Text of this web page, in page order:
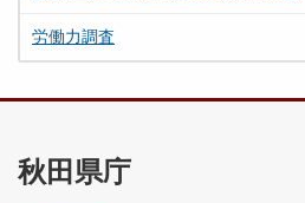
労働力調査
秋田県庁